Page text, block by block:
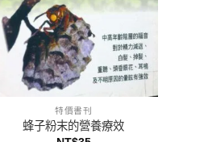
特價書刊
蜂子粉末的營養療效